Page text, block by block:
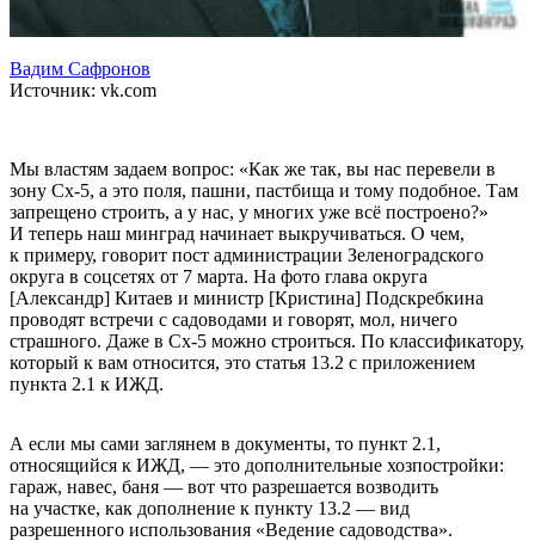
Вадим Сафронов
Источник: vk.com
Мы властям задаем вопрос: «Как же так, вы нас перевели в
зону Сх-5, а это поля, пашни, пастбища и тому подобное. Там
запрещено строить, а у нас, у многих уже всё построено?»
И теперь наш минград начинает выкручиваться. О чем,
к примеру, говорит пост администрации Зеленоградского
округа в соцсетях от 7 марта. На фото глава округа
[Александр] Китаев и министр [Кристина] Подскребкина
проводят встречи с садоводами и говорят, мол, ничего
страшного. Даже в Сх-5 можно строиться. По классификатору,
который к вам относится, это статья 13.2 с приложением
пункта 2.1 к ИЖД.
А если мы сами заглянем в документы, то пункт 2.1,
относящийся к ИЖД, — это дополнительные хозпостройки:
гараж, навес, баня — вот что разрешается возводить
на участке, как дополнение к пункту 13.2 — вид
разрешенного использования «Ведение садоводства».